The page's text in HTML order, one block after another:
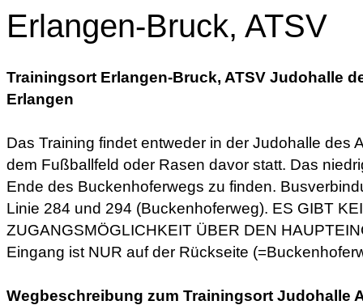
Erlangen-Bruck, ATSV
Trainingsort Erlangen-Bruck, ATSV Judohalle
Erlangen
Das Training findet entweder in der Judohalle des
dem Fußballfeld oder Rasen davor statt. Das
Ende des Buckenhoferwegs zu finden.
Linie 284 und 294 (Buckenhoferweg). ES GIBT
ZUGANGSMÖGLICHKEIT ÜBER DEN
Eingang ist NUR auf der Rückseite
Wegbeschreibung zum Trainingsort Judohalle